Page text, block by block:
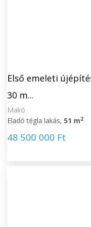
Első emeleti
30 m...
Makó
Eladó tégla lakás, 51 m2
48 500 000 Ft